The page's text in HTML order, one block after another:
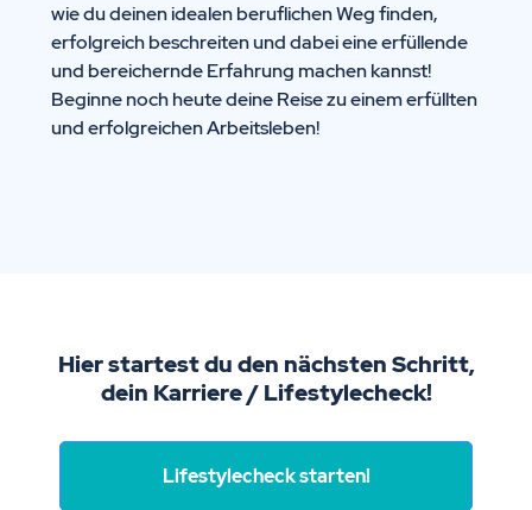
wie du deinen idealen beruflichen Weg finden,
erfolgreich beschreiten und dabei eine erfüllende
und bereichernde Erfahrung machen kannst!
Beginne noch heute deine Reise zu einem erfüllten
und erfolgreichen Arbeitsleben!
Hier startest du den nächsten Schritt,
dein Karriere / Lifestylecheck!
Lifestylecheck starten!